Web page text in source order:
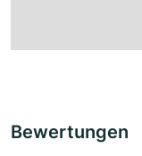
Bewertungen